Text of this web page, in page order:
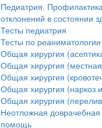
Педиатрия.
отклонений в состоянии
Тесты педиатрия
Тесты по реаниматологии
Общая хирургия
Общая хирургия
Общая хирургия
Общая хирургия (наркоз
Общая хирургия
Неотложная
помощь